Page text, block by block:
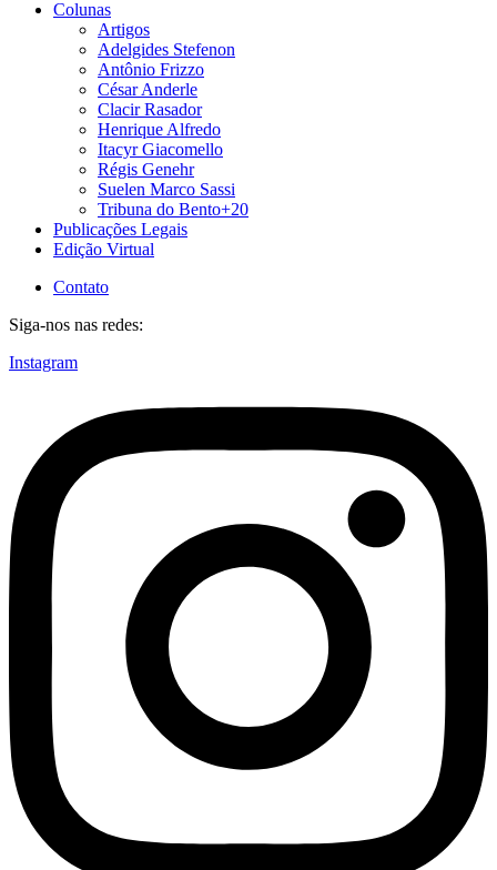
Colunas
Artigos
Adelgides Stefenon
Antônio Frizzo
César Anderle
Clacir Rasador
Henrique Alfredo
Itacyr Giacomello
Régis Genehr
Suelen Marco Sassi
Tribuna do Bento+20
Publicações Legais
Edição Virtual
Contato
Siga-nos nas redes:
Instagram